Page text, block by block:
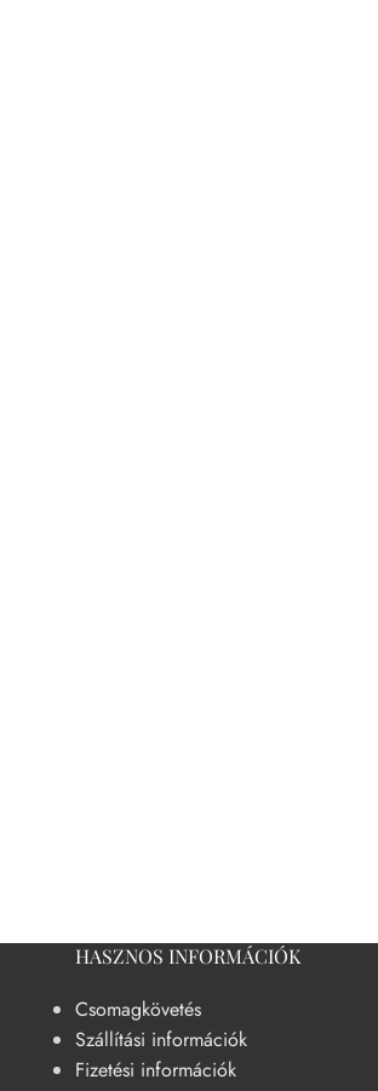
HASZNOS INFORMÁCIÓK
Csomagkövetés
Szállítási információk
Fizetési információk